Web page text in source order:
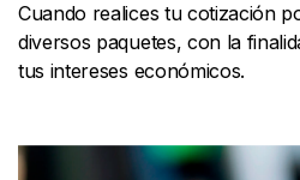
Cuando realices tu cotización
diversos paquetes, con la
tus intereses económicos.